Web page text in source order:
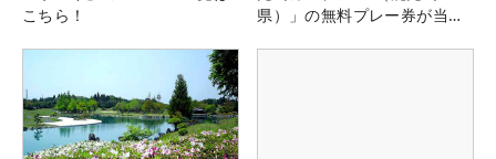
こちら！
県）」の無料プレー券が当た